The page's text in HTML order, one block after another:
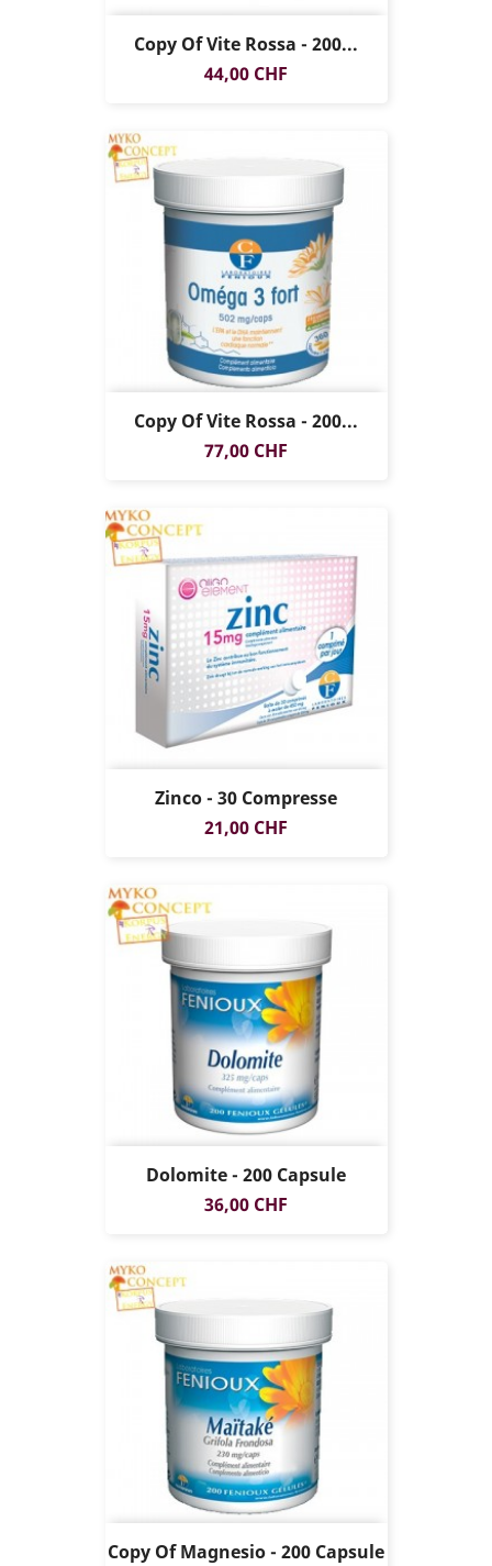
Copy Of Vite Rossa - 200...
Prezzo
44,00 CHF
Copy Of Vite Rossa - 200...
Prezzo
77,00 CHF
Zinco - 30 Compresse
Prezzo
21,00 CHF
Dolomite - 200 Capsule
Prezzo
36,00 CHF
Copy Of Magnesio - 200 Capsule